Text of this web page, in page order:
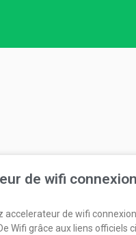
de wifi connexion
accelerateur de wifi
Wifi grâce aux liens officiels